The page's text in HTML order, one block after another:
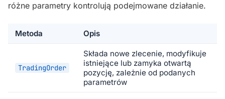
różne parametry kontrolują podejmowane działanie.
Metoda Opis
TradingOrder
Składa nowe zlecenie, modyfikuje
istniejące lub zamyka otwartą
pozycję, zależnie od podanych
parametrów